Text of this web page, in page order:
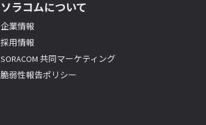
ソラコムについて
企業情報
採用情報
SORACOM 共同マーケティング
脆弱性報告ポリシー